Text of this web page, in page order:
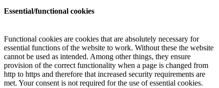
Essential/functional cookies
Functional cookies are cookies that are absolutely necessary for
essential functions of the website to work. Without these the website
cannot be used as intended. Among other things, they ensure
provision of the correct functionality when a page is changed from
http to https and therefore that increased security requirements are
met. Your consent is not required for the use of essential cookies.